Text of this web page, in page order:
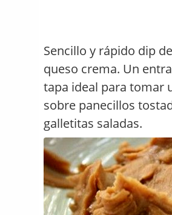
Sencillo y rápido dip
queso crema. Un
tapa ideal para tomar
sobre panecillos
galletitas saladas.